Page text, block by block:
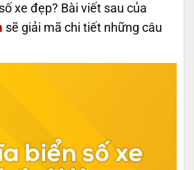
xe đẹp? Bài viết sau của
sẽ giải mã chi tiết những câu